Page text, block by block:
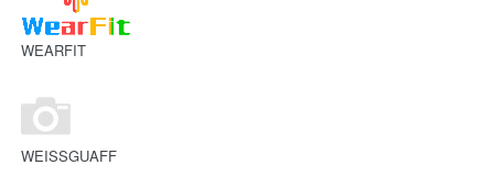
WEARFIT
WEISSGUAFF